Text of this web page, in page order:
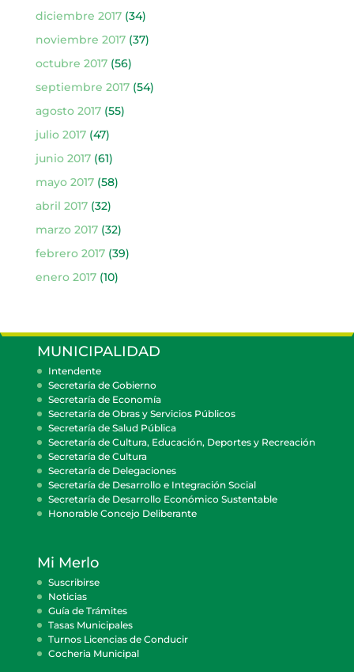
diciembre 2017(34)
noviembre 2017(37)
octubre 2017(56)
septiembre 2017(54)
agosto 2017(55)
julio 2017(47)
junio 2017(61)
mayo 2017(58)
abril 2017(32)
marzo 2017(32)
febrero 2017(39)
enero 2017(10)
MUNICIPALIDAD
Intendente
Secretaría de Gobierno
Secretaría de Economía
Secretaría de Obras y Servicios Públicos
Secretaría de Salud Pública
Secretaría de Cultura, Educación, Deportes y Recreación
Secretaría de Cultura
Secretaría de Delegaciones
Secretaría de Desarrollo e Integración Social
Secretaría de Desarrollo Económico Sustentable
Honorable Concejo Deliberante
Mi Merlo
Suscribirse
Noticias
Guía de Trámites
Tasas Municipales
Turnos Licencias de Conducir
Cocheria Municipal